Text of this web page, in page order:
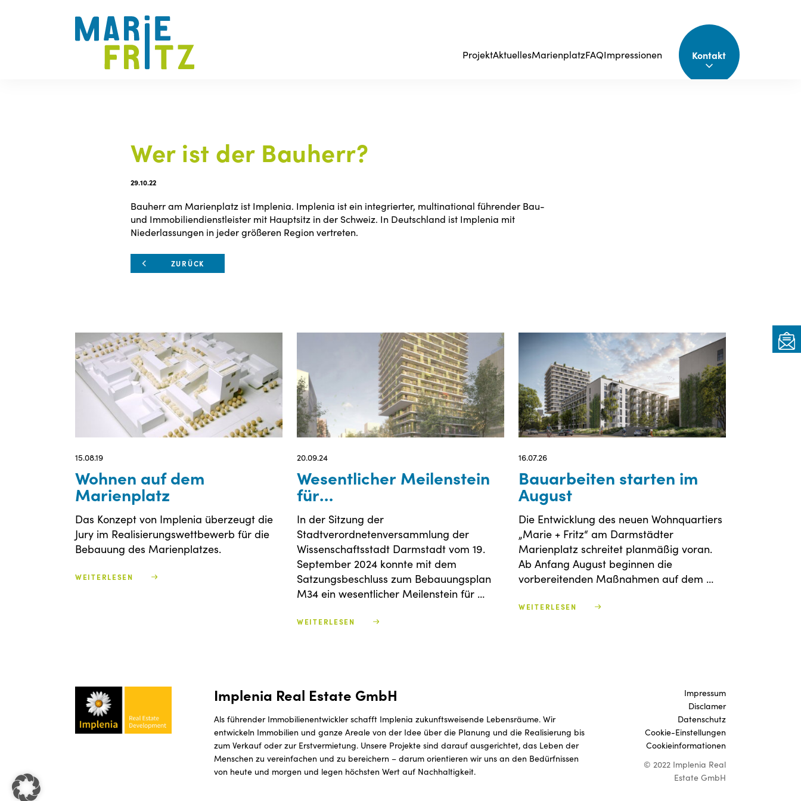
ProjektAktuellesMarienplatzFAQImpressionen Kontakt
Wer ist der Bauherr?
29.10.22
Bauherr am Marienplatz ist Implenia. Implenia ist ein integrierter, multinational führender Bau-
und Immobiliendienstleister mit Hauptsitz in der Schweiz. In Deutschland ist Implenia mit
Niederlassungen in jeder größeren Region vertreten.
ZURÜCK
15.08.19
Wohnen auf dem
Marienplatz
Das Konzept von Implenia überzeugt die
Jury im Realisierungswettbewerb für die
Bebauung des Marienplatzes.
WEITERLESEN
20.09.24
Wesentlicher Meilenstein
für
Immobilienentwicklungsprojekt
in Darmstadt erreicht
In der Sitzung der
Stadtverordnetenversammlung der
Wissenschaftsstadt Darmstadt vom 19.
September 2024 konnte mit dem
Satzungsbeschluss zum Bebauungsplan
M34 ein wesentlicher Meilenstein für …
WEITERLESEN
16.07.26
Bauarbeiten starten im
August
Die Entwicklung des neuen Wohnquartiers
„Marie + Fritz“ am Darmstädter
Marienplatz schreitet planmäßig voran.
Ab Anfang August beginnen die
vorbereitenden Maßnahmen auf dem …
WEITERLESEN
Implenia Real Estate GmbH
Als führender Immobilienentwickler schafft Implenia zukunftsweisende Lebensräume. Wir
entwickeln Immobilien und ganze Areale von der Idee über die Planung und die Realisierung bis
zum Verkauf oder zur Erstvermietung. Unsere Projekte sind darauf ausgerichtet, das Leben der
Menschen zu vereinfachen und zu bereichern – darum orientieren wir uns an den Bedürfnissen
von heute und morgen und legen höchsten Wert auf Nachhaltigkeit.
Impressum
Disclamer
Datenschutz
Cookie-Einstellungen
Cookieinformationen
© 2022 Implenia Real
Estate GmbH